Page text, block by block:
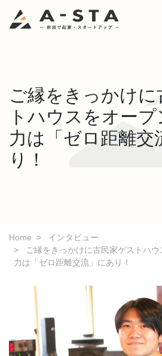
ご縁をきっかけに
トハウスをオー
力は「ゼロ距離交
り！
Home
インタビュー
ご縁をきっかけに古民家ゲストハ
力は「ゼロ距離交流」にあり！